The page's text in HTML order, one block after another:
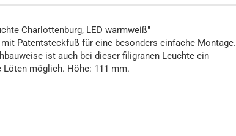
Charlottenburg, LED warmweiß"
Patentsteckfuß für eine besonders einfache Montage.
ist auch bei dieser filigranen Leuchte ein
Löten möglich. Höhe: 111 mm.